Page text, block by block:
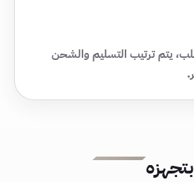
يتم ترتيب التسليم والشحن